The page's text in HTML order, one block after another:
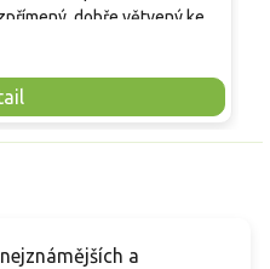
dobře větvený keř s
června až do prvních
růžových odstínech s
je středně silná až silná,
do reprezentativních
vyniká dlouhou trvanlivostí
a